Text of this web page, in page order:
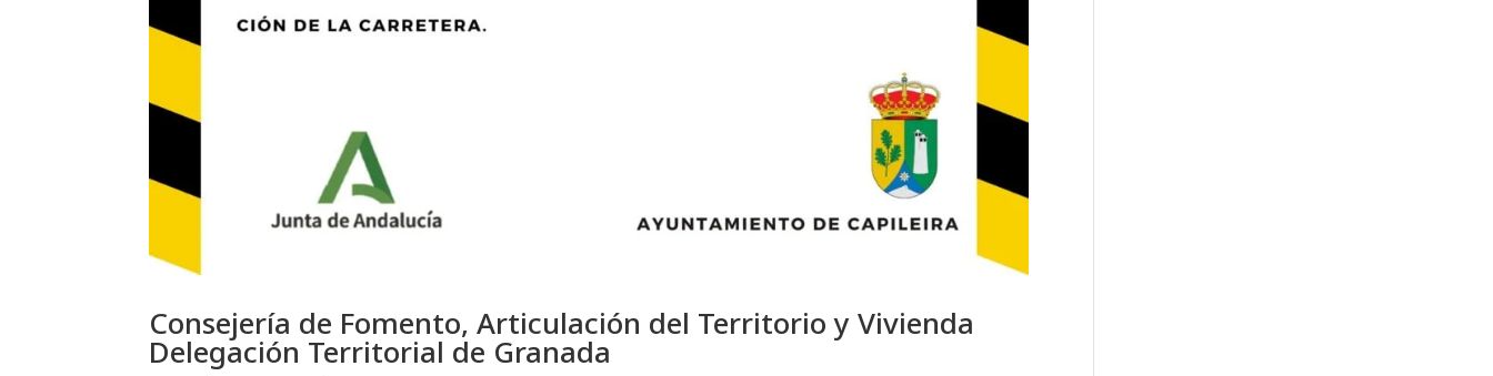
Consejería de Fomento, Articulación del Territorio y Vivienda
Delegación Territorial de Granada